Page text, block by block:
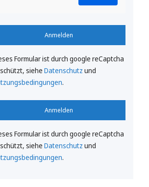
Anmelden
Formular ist durch google reCaptcha
siehe Datenschutz und
.
Anmelden
Formular ist durch google reCaptcha
siehe Datenschutz und
.